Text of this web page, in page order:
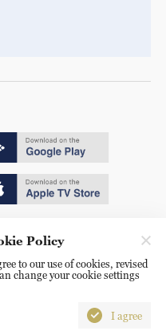
Policy
to our use of cookies, revised
change your cookie settings
I agree